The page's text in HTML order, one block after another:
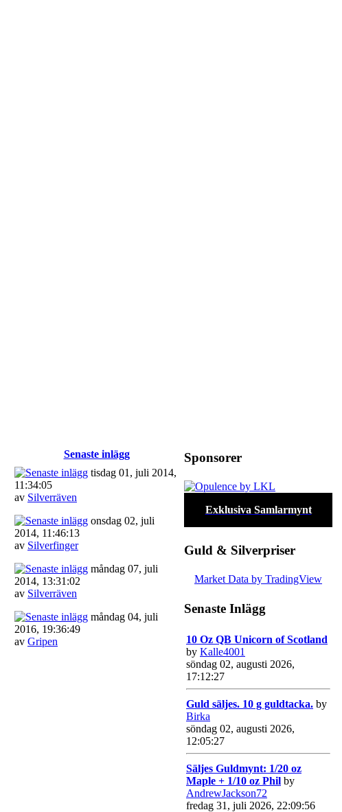
Senaste inlägg
tisdag 01, juli 2014,
11:34:05
av Silverräven
onsdag 02, juli
2014, 11:46:13
av Silverfinger
måndag 07, juli
2014, 13:31:02
av Silverräven
måndag 04, juli
2016, 19:36:49
av Gripen
Sponsorer
Exklusiva Samlarmynt
Guld & Silverpriser
Market Data by TradingView
Senaste Inlägg
10 Oz QB Unicorn of Scotland
by Kalle4001
söndag 02, augusti 2026,
17:12:27
Guld säljes. 10 g guldtacka. by
Birka
söndag 02, augusti 2026,
12:05:27
Säljes Guldmynt: 1/20 oz
Maple + 1/10 oz Phil by
AndrewJackson72
fredag 31, juli 2026, 22:09:56